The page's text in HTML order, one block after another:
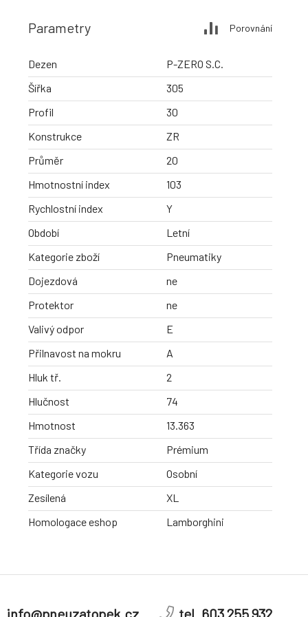
Parametry Porovnání
Dezen
P-ZERO S.C.
Šířka
305
Profil
30
Konstrukce
ZR
Průměr
20
Hmotnostní index
103
Rychlostní index
Y
Období
Letní
Kategorie zboží
Pneumatiky
Dojezdová
ne
Protektor
ne
Valivý odpor
E
Přilnavost na mokru
A
Hluk tř.
2
Hlučnost
74
Hmotnost
13.363
Třída značky
Prémium
Kategorie vozu
Osobní
Zesílená
XL
Homologace eshop
Lamborghini